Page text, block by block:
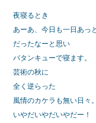
夜寝るとき
あーあ、今日も一日あっ
だったなーと思い
バタンキューで寝ます。
芸術の秋に
全く逆らった
風情のカケラも無い日々。
いやだいやだいやだー！